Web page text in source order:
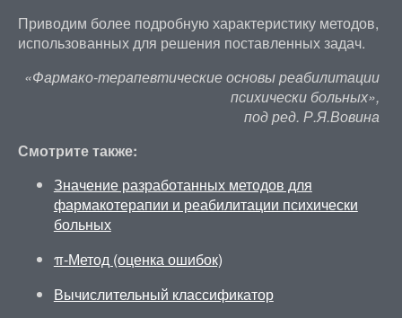
Приводим более подробную характеристику методов,
использованных для решения поставленных задач.
«Фармако-терапевтические основы реабилитации
психически больных»,
под ред. Р.Я.Вовина
Смотрите также:
Значение разработанных методов для
фармакотерапии и реабилитации психически
больных
π-Метод (оценка ошибок)
Вычислительный классификатор